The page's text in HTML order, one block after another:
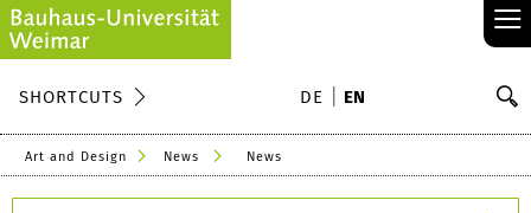
≡
SHORTCUTS DE EN
Art and Design News News